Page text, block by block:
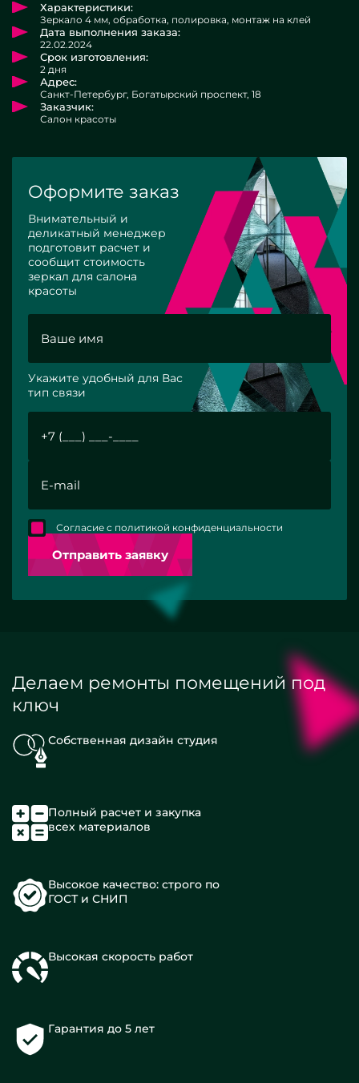
Характеристики:
Зеркало 4 мм, обработка, полировка, монтаж на клей
Дата выполнения заказа:
22.02.2024
Срок изготовления:
2 дня
Адрес:
Санкт-Петербург, Богатырский проспект, 18
Заказчик:
Салон красоты
Оформите заказ
Внимательный и
деликатный менеджер
подготовит расчет и
сообщит стоимость
зеркал для салона
красоты
Укажите удобный для Вас
тип связи
Отправить заявку
Согласие с политикой конфиденциальности
Делаем ремонты помещений под
ключ
Собственная дизайн студия
Полный расчет и закупка
всех материалов
Высокое качество: строго по
ГОСТ и СНИП
Высокая скорость работ
Гарантия до 5 лет